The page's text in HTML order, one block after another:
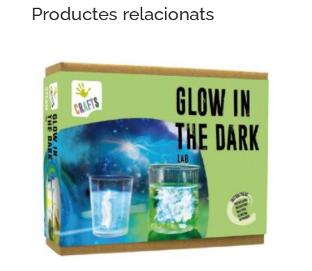
Productes relacionats